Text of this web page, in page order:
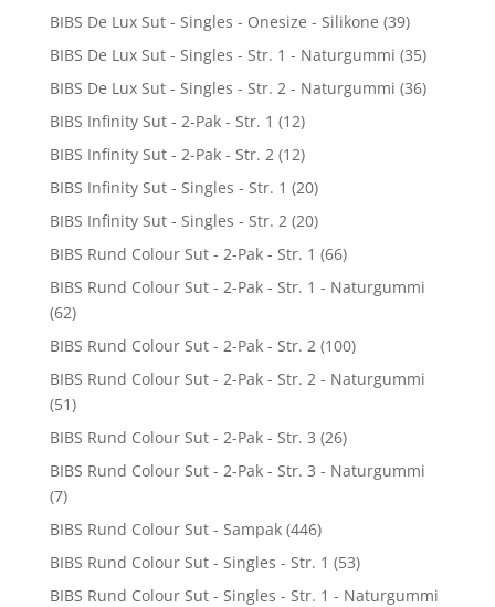
BIBS De Lux Sut - Singles - Onesize - Silikone (39)
BIBS De Lux Sut - Singles - Str. 1 - Naturgummi (35)
BIBS De Lux Sut - Singles - Str. 2 - Naturgummi (36)
BIBS Infinity Sut - 2-Pak - Str. 1 (12)
BIBS Infinity Sut - 2-Pak - Str. 2 (12)
BIBS Infinity Sut - Singles - Str. 1 (20)
BIBS Infinity Sut - Singles - Str. 2 (20)
BIBS Rund Colour Sut - 2-Pak - Str. 1 (66)
BIBS Rund Colour Sut - 2-Pak - Str. 1 - Naturgummi
(62)
BIBS Rund Colour Sut - 2-Pak - Str. 2 (100)
BIBS Rund Colour Sut - 2-Pak - Str. 2 - Naturgummi
(51)
BIBS Rund Colour Sut - 2-Pak - Str. 3 (26)
BIBS Rund Colour Sut - 2-Pak - Str. 3 - Naturgummi
(7)
BIBS Rund Colour Sut - Sampak (446)
BIBS Rund Colour Sut - Singles - Str. 1 (53)
BIBS Rund Colour Sut - Singles - Str. 1 - Naturgummi